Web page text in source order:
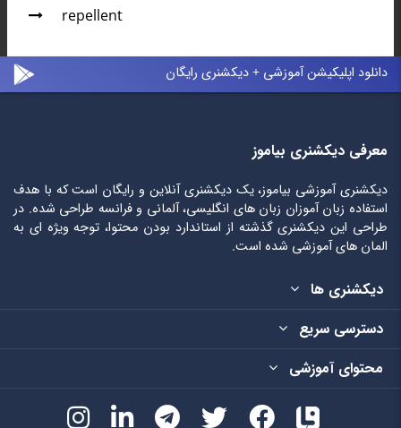
repellent
دانلود اپلیکیشن آموزشی + دیکشنری رایگان
معرفی دیکشنری بیاموز
دیکشنری آموزشی بیاموز، یک دیکشنری آنلاین و رایگان است که با هدف
استفاده زبان آموزان زبان های انگلیسی، آلمانی و فرانسه طراحی شده. در
طراحی این دیکشنری گذشته از استاندارد بودن محتوا، توجه ویژه ای به
المان های آموزشی شده است.
دیکشنری ها
دسترسی سریع
محتوای آموزشی